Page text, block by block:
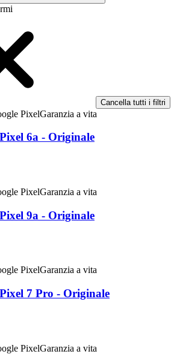
Cancella tutti i filtri
PixelGaranzia a vita
6a - Originale
PixelGaranzia a vita
9a - Originale
PixelGaranzia a vita
7 Pro - Originale
PixelGaranzia a vita